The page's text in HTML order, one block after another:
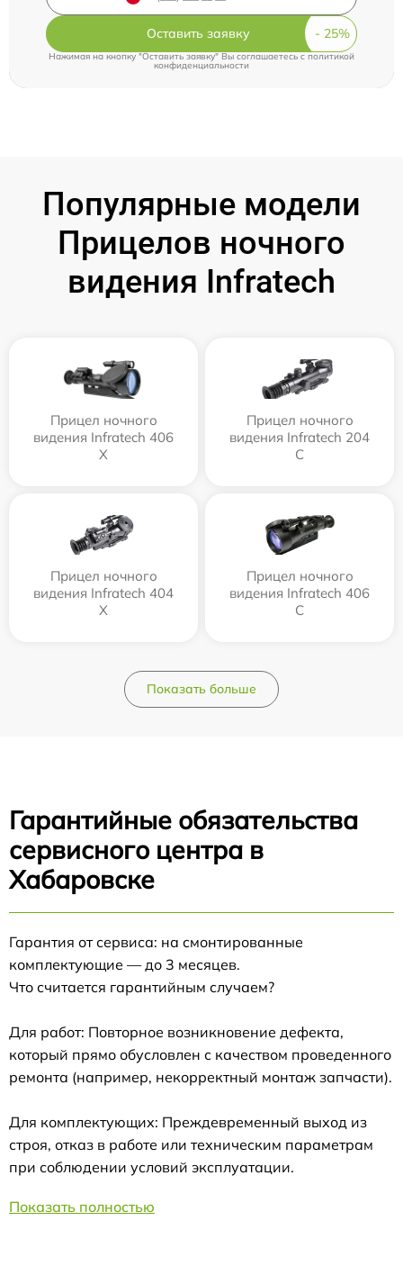
Оставить заявку
Нажимая на кнопку "Оставить заявку" Вы соглашаетесь cполитикой
конфиденциальности
Популярные модели
Прицелов ночного
видения Infratech
Прицел ночного
видения Infratech 406
Х
Прицел ночного
видения Infratech 204
С
Прицел ночного
видения Infratech 404
Х
Прицел ночного
видения Infratech 406
С
Показать больше
Гарантийные обязательства
сервисного центра в
Хабаровске
Гарантия от сервиса: на смонтированные
комплектующие — до 3 месяцев.
Что считается гарантийным случаем?
Для работ: Повторное возникновение дефекта,
который прямо обусловлен с качеством проведенного
ремонта (например, некорректный монтаж запчасти).
Для комплектующих: Преждевременный выход из
строя, отказ в работе или техническим параметрам
при соблюдении условий эксплуатации.
Показать полностью